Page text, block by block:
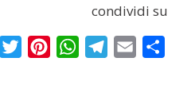
condividi su
FacebookTwitterPinterestWhatsAppTelegram
Email